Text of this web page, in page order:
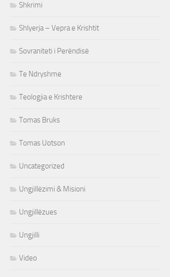
Shkrimi
Shlyerja – Vepra e Krishtit
Sovraniteti i Perëndisë
Te Ndryshme
Teologjia e Krishtere
Tomas Bruks
Tomas Uotson
Uncategorized
Ungjillëzimi & Misioni
Ungjillëzues
Ungjilli
Video